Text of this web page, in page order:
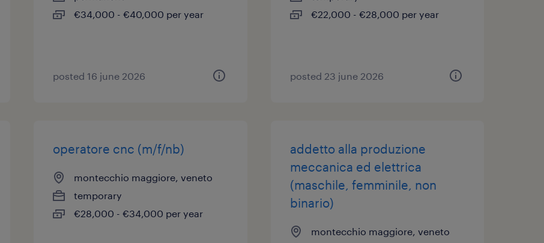
€34,000 - €40,000 per year
posted 16 june 2026
€22,000 - €28,000 per year
posted 23 june 2026
operatore cnc (m/f/nb)
montecchio maggiore, veneto
temporary
€28,000 - €34,000 per year
addetto alla produzione
meccanica ed elettrica
(maschile, femminile, non
binario)
montecchio maggiore, veneto